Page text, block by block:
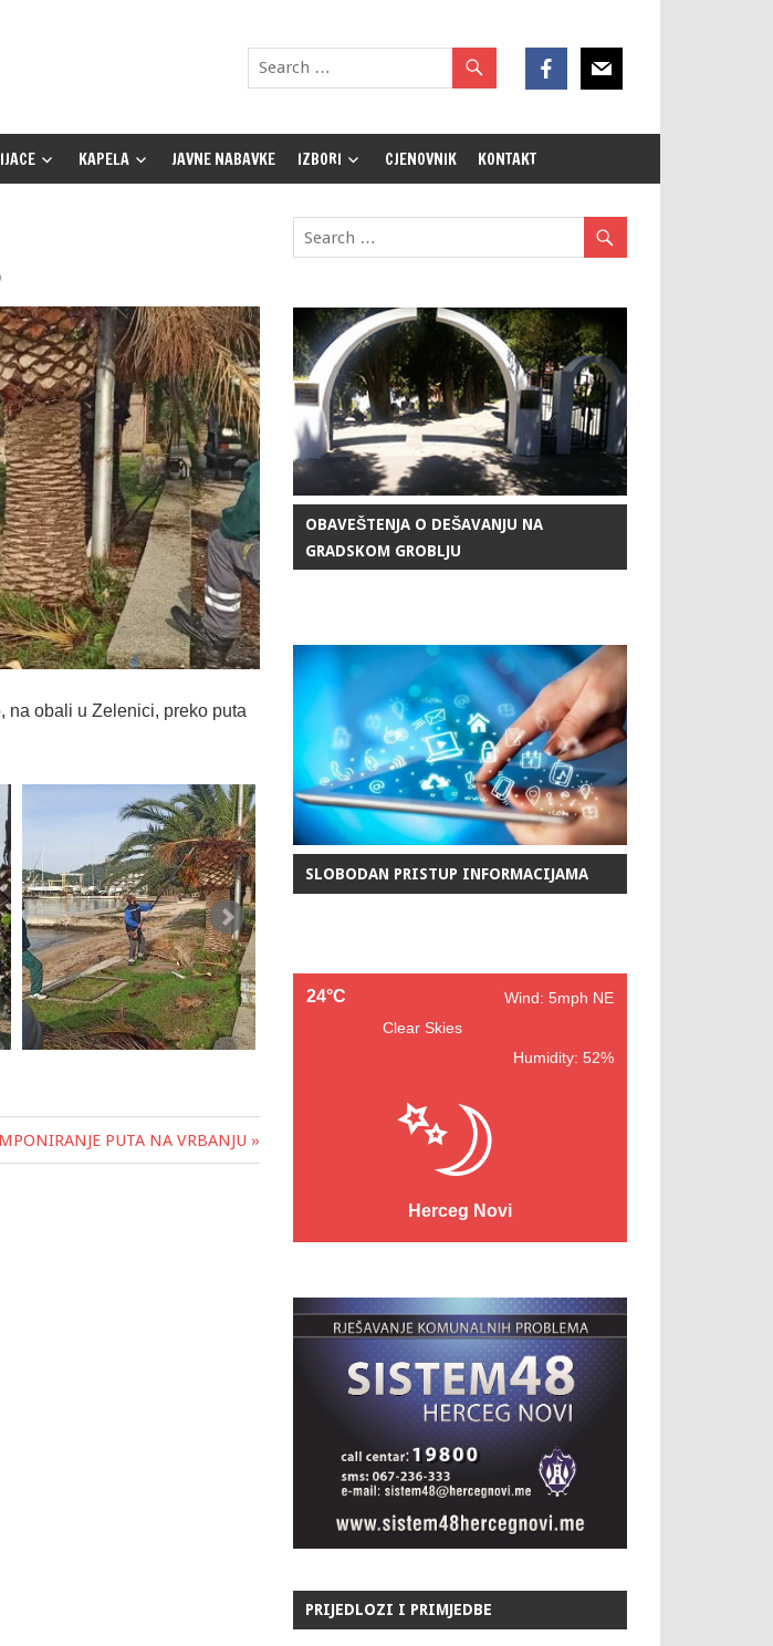
KAPELA JAVNE NABAVKE IZBORI CJENOVNIK KONTAKT
na obali u Zelenici, preko puta
PUTA NA VRBANJU »
OBAVEŠTENJA O DEŠAVANJU NA
GRADSKOM GROBLJU
SLOBODAN PRISTUP INFORMACIJAMA
24°C
Wind: 5mph NE
Clear Skies
Humidity: 52%
Herceg Novi
PRIJEDLOZI I PRIMJEDBE